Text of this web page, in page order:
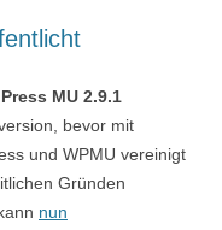
MU 2.9.1
bevor mit
und WPMU vereinigt
Gründen
nun